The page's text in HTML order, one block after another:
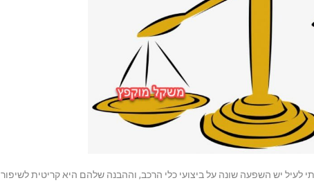
לעיל יש השפעה שונה על ביצועי כלי הרכב, וההבנה שלהם היא קריטית לשיפור